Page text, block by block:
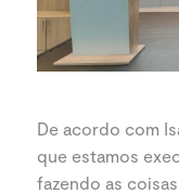
De acordo com
que estamos
fazendo as